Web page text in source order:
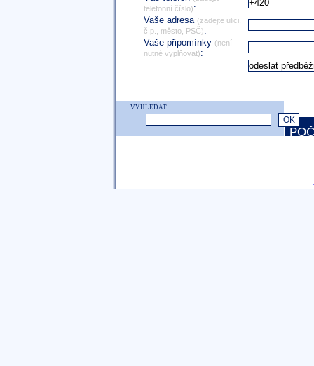
telefonní číslo):
Vaše adresa (zadejte ulici,
č.p., město, PSČ):
Vaše připomínky (není
nutné vyplňovat):
VYHLEDAT